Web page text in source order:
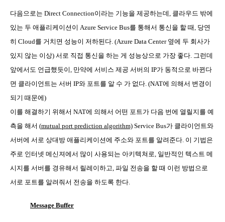
다음으로는 Direct Connection이라는 기능을 제공하는데, 클라우드 밖에
있는 두 애플리케이션이 Azure Service Bus를 통해서 통신을 할 때, 당연
히 Cloud를 거치면 성능이 저하된다. (Azure Data Center 옆에 두 회사가
있지 않는 이상) 서로 직접 통신을 하는 게 성능상으로 가장 좋다. 그런데
앞에서도 언급했듯이, 만약에 서비스 제공 서버의 IP가 동적으로 바뀐다
면 클라이언트는 서버 IP와 포트를 알 수 가 없다. (NAT에 의해서 변경이
되기 때문에)
이를 해결하기 위해서 NAT에 의해서 어떤 포트가 다음 번에 열릴지를 예
측을 해서 (mutual port prediction algorithm) Service Bus가 클라이언트와
서버에 서로 상대방 애플리케이션에 주소와 포트를 알려준다. 이 기법은
주로 인터넷 메신져에서 많이 사용되는 아키텍쳐로, 일반적인 텍스트 메
시지를 서버를 경유해서 릴레이하고, 파일 전송을 할 때 이런 방법으로
서로 포트를 알려줘서 전송을 하도록 한다.
Message Buffer